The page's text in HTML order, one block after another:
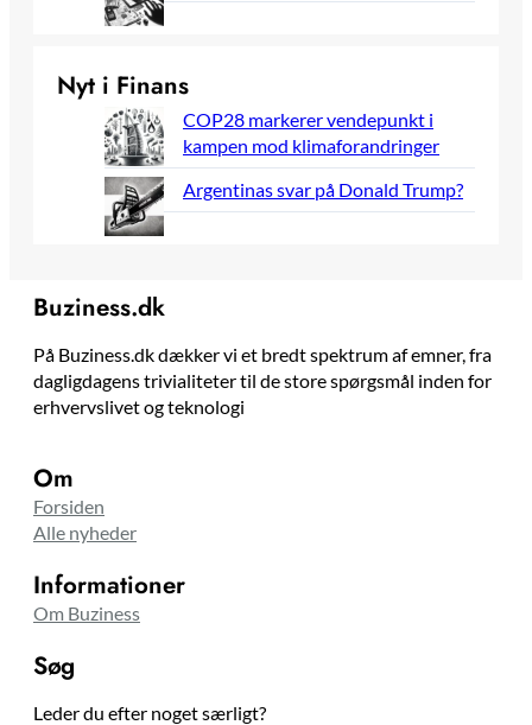
Nyt i Finans
COP28 markerer vendepunkt i
kampen mod klimaforandringer
Argentinas svar på Donald Trump?
Buziness.dk
På Buziness.dk dækker vi et bredt spektrum af emner, fra
dagligdagens trivialiteter til de store spørgsmål inden for
erhvervslivet og teknologi
Om
Forsiden
Alle nyheder
Informationer
Om Buziness
Søg
Leder du efter noget særligt?